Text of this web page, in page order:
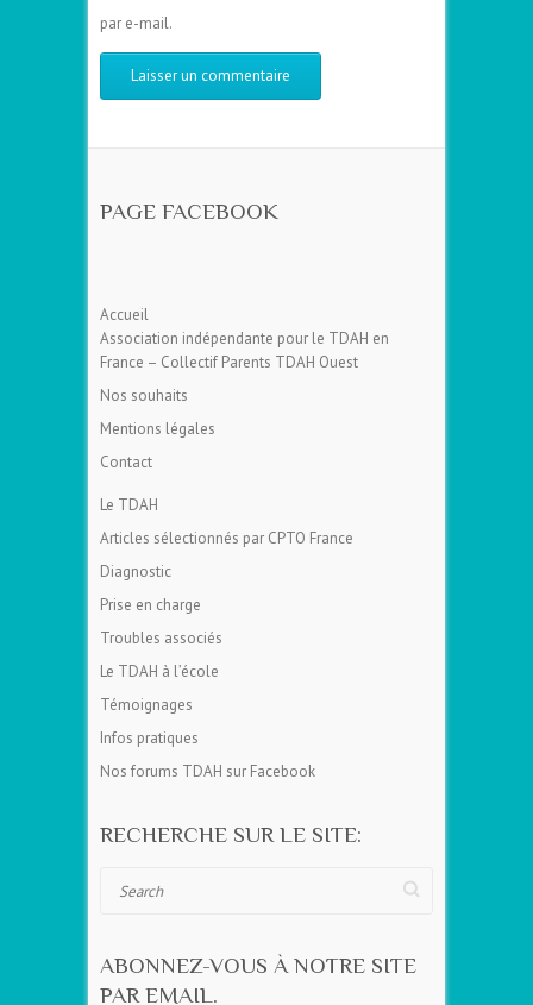
par e-mail.
PAGE FACEBOOK
Accueil
Association indépendante pour le TDAH en
France – Collectif Parents TDAH Ouest
Nos souhaits
Mentions légales
Contact
Le TDAH
Articles sélectionnés par CPTO France
Diagnostic
Prise en charge
Troubles associés
Le TDAH à l’école
Témoignages
Infos pratiques
Nos forums TDAH sur Facebook
RECHERCHE SUR LE SITE:
ABONNEZ-VOUS À NOTRE SITE
PAR EMAIL.